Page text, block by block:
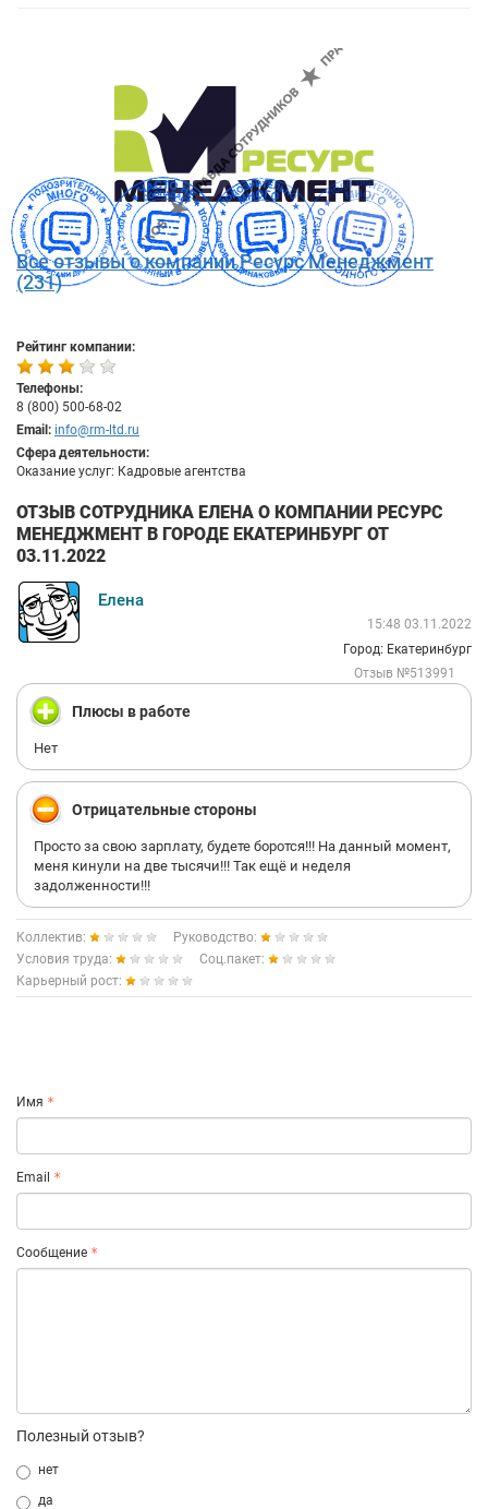
Все отзывы о компании Ресурс Менеджмент
(231)
Рейтинг компании:
Телефоны:
8 (800) 500-68-02
Email: info@rm-ltd.ru
Сфера деятельности:
Оказание услуг: Кадровые агентства
ОТЗЫВ СОТРУДНИКА ЕЛЕНА О КОМПАНИИ РЕСУРС
МЕНЕДЖМЕНТ В ГОРОДЕ ЕКАТЕРИНБУРГ ОТ
03.11.2022
Елена
15:48 03.11.2022
Город: Екатеринбург
Отзыв №513991
Плюсы в работе
Нет
Отрицательные стороны
Просто за свою зарплату, будете боротся!!! На данный момент,
меня кинули на две тысячи!!! Так ещё и неделя
задолженности!!!
Коллектив:
Руководство:
Условия труда:
Соц.пакет:
Карьерный рост:
Имя
Email
Сообщение
Полезный отзыв?
нет
да